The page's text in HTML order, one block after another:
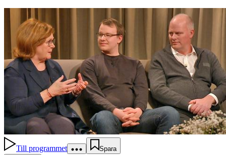
Till programmet Spara